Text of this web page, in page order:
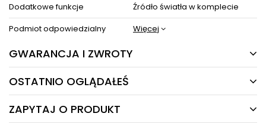
Dodatkowe funkcje
Źródło światła w komplecie
Podmiot odpowiedzialny
Więcej
GWARANCJA I ZWROTY
24 MIESIĄCE
Producent gwarantuje naprawę lub wymianę sprzętu
do 24 miesięcy od daty zakupu. Skontaktuj się ze
OSTATNIO OGLĄDAŁEŚ
ZAPYTAJ O PRODUKT